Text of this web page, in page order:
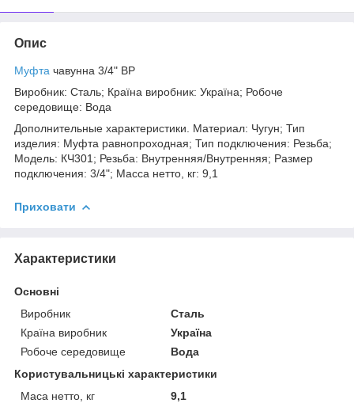
Опис
Муфта чавунна 3/4" ВР
Виробник: Сталь; Країна виробник: Україна; Робоче
середовище: Вода
Дополнительные характеристики. Материал: Чугун; Тип
изделия: Муфта равнопроходная; Тип подключения: Резьба;
Модель: КЧ301; Резьба: Внутренняя/Внутренняя; Размер
подключения: 3/4"; Масса нетто, кг: 9,1
Приховати
Характеристики
Основні
Виробник
Сталь
Країна виробник
Україна
Робоче середовище
Вода
Користувальницькі характеристики
Маса нетто, кг
9,1